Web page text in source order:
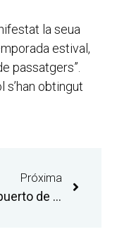
la seua
estival,
passatgers”.
s’han obtingut
Próxima
El aeropuerto de Castellón confirma su mejor campaña estival con un nuevo récord mensual de personas pasajeras en agosto